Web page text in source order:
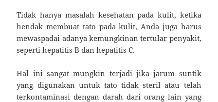
Tidak hanya masalah kesehatan pada kulit, ketika
hendak membuat tato pada kulit, Anda juga harus
mewaspadai adanya kemungkinan tertular penyakit,
seperti hepatitis B dan hepatitis C.
Hal ini sangat mungkin terjadi jika jarum suntik
yang digunakan untuk tato tidak steril atau telah
terkontaminasi dengan darah dari orang lain yang